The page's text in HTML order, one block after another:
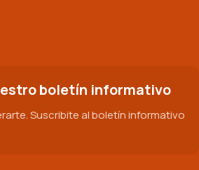
boletín informativo
Suscribite al boletín informativo